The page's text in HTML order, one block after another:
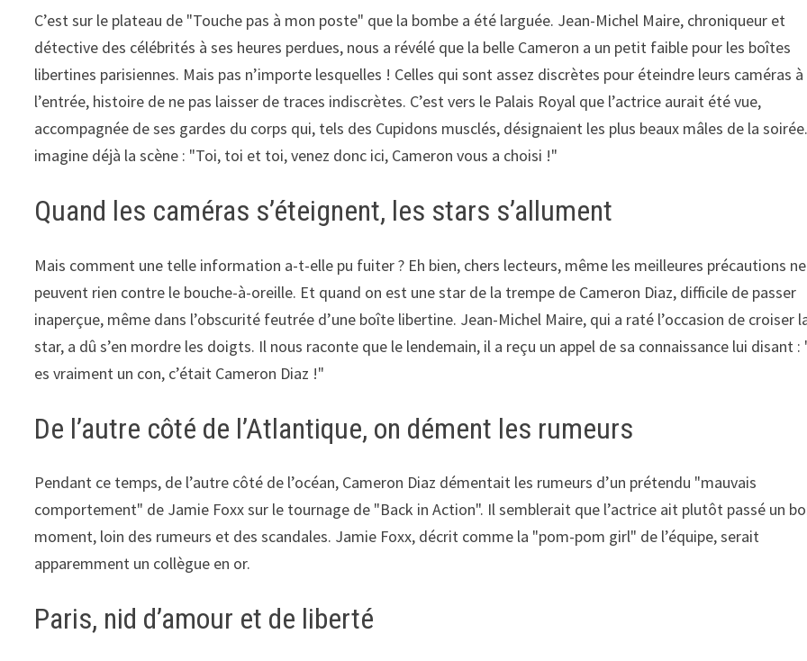
C’est sur le plateau de "Touche pas à mon poste" que la bombe a été larguée. Jean-Michel Maire, chroniqueur et
détective des célébrités à ses heures perdues, nous a révélé que la belle Cameron a un petit faible pour les boîtes
libertines parisiennes. Mais pas n’importe lesquelles ! Celles qui sont assez discrètes pour éteindre leurs caméras à
l’entrée, histoire de ne pas laisser de traces indiscrètes. C’est vers le Palais Royal que l’actrice aurait été vue,
accompagnée de ses gardes du corps qui, tels des Cupidons musclés, désignaient les plus beaux mâles de la
imagine déjà la scène : "Toi, toi et toi, venez donc ici, Cameron vous a choisi !"
Quand les caméras s’éteignent, les stars s’allument
Mais comment une telle information a-t-elle pu fuiter ? Eh bien, chers lecteurs, même les meilleures précautions ne
peuvent rien contre le bouche-à-oreille. Et quand on est une star de la trempe de Cameron Diaz, difficile de passer
inaperçue, même dans l’obscurité feutrée d’une boîte libertine. Jean-Michel Maire, qui a raté l’occasion de croiser
star, a dû s’en mordre les doigts. Il nous raconte que le lendemain, il a reçu un appel de sa connaissance lui disant :
es vraiment un con, c’était Cameron Diaz !"
De l’autre côté de l’Atlantique, on dément les rumeurs
Pendant ce temps, de l’autre côté de l’océan, Cameron Diaz démentait les rumeurs d’un prétendu "mauvais
comportement" de Jamie Foxx sur le tournage de "Back in Action". Il semblerait que l’actrice ait plutôt passé un
moment, loin des rumeurs et des scandales. Jamie Foxx, décrit comme la "pom-pom girl" de l’équipe, serait
apparemment un collègue en or.
Paris, nid d’amour et de liberté